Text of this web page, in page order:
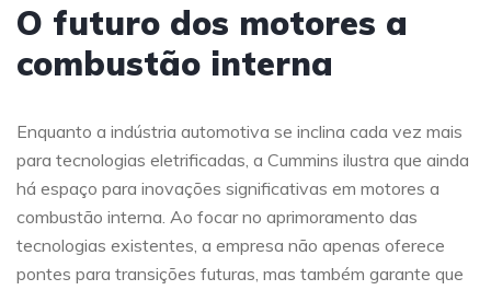
O futuro dos motores a
combustão interna
Enquanto a indústria automotiva se inclina cada vez mais
para tecnologias eletrificadas, a Cummins ilustra que ainda
há espaço para inovações significativas em motores a
combustão interna. Ao focar no aprimoramento das
tecnologias existentes, a empresa não apenas oferece
pontes para transições futuras, mas também garante que